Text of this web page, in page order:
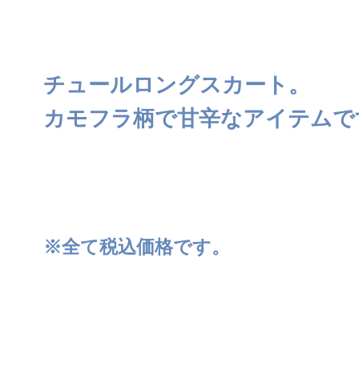
チュールロングスカート。
カモフラ柄で甘辛なアイテム
※全て税込価格です。